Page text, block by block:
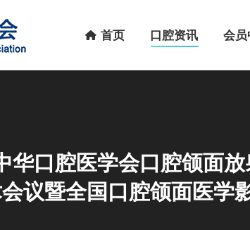
首页 口腔资讯 会员
华口腔医学会口腔颌面
议暨全国口腔颌面医学